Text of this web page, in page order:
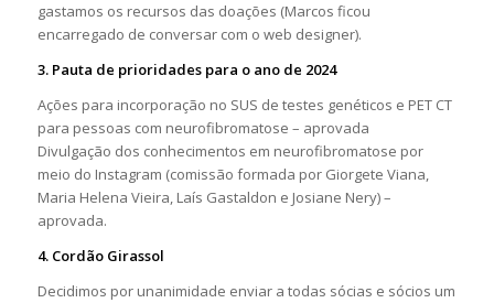
gastamos os recursos das doações (Marcos ficou
encarregado de conversar com o web designer).
3. Pauta de prioridades para o ano de 2024
Ações para incorporação no SUS de testes genéticos e PET CT
para pessoas com neurofibromatose – aprovada
Divulgação dos conhecimentos em neurofibromatose por
meio do Instagram (comissão formada por Giorgete Viana,
Maria Helena Vieira, Laís Gastaldon e Josiane Nery) –
aprovada.
4. Cordão Girassol
Decidimos por unanimidade enviar a todas sócias e sócios um